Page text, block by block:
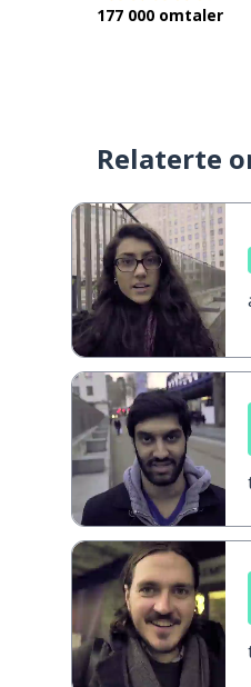
177 000 omtaler
Relaterte